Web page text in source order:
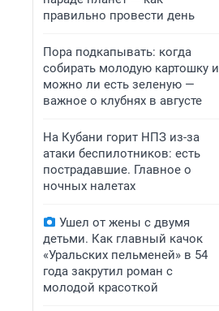
правильно провести день
Пора подкапывать: когда
собирать молодую картошку и
можно ли есть зеленую —
важное о клубнях в августе
На Кубани горит НПЗ из-за
атаки беспилотников: есть
пострадавшие. Главное о
ночных налетах
Ушел от жены с двумя
детьми. Как главный качок
«Уральских пельменей» в 54
года закрутил роман с
молодой красоткой